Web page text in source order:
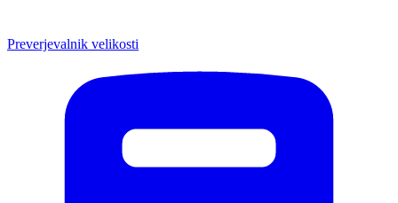
Preverjevalnik velikosti